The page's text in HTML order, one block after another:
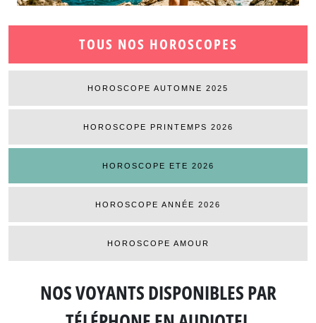
TOUS NOS HOROSCOPES
HOROSCOPE AUTOMNE 2025
HOROSCOPE PRINTEMPS 2026
HOROSCOPE ETE 2026
HOROSCOPE ANNÉE 2026
HOROSCOPE AMOUR
NOS VOYANTS DISPONIBLESPAR